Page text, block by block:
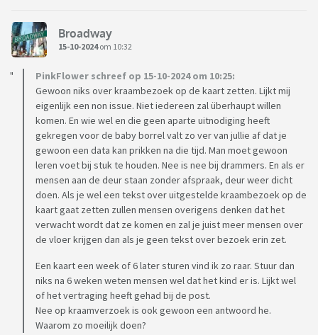
Broadway
15-10-2024om 10:32
PinkFlower schreef op 15-10-2024 om 10:25:
Gewoon niks over kraambezoek op de kaart zetten. Lijkt mij
eigenlijk een non issue. Niet iedereen zal überhaupt willen
komen. En wie wel en die geen aparte uitnodiging heeft
gekregen voor de baby borrel valt zo ver van jullie af dat je
gewoon een data kan prikken na die tijd. Man moet gewoon
leren voet bij stuk te houden. Nee is nee bij drammers. En als er
mensen aan de deur staan zonder afspraak, deur weer dicht
doen. Als je wel een tekst over uitgestelde kraambezoek op de
kaart gaat zetten zullen mensen overigens denken dat het
verwacht wordt dat ze komen en zal je juist meer mensen over
de vloer krijgen dan als je geen tekst over bezoek erin zet.
Een kaart een week of 6 later sturen vind ik zo raar. Stuur dan
niks na 6 weken weten mensen wel dat het kind er is. Lijkt wel
of het vertraging heeft gehad bij de post.
Nee op kraamverzoek is ook gewoon een antwoord he.
Waarom zo moeilijk doen?